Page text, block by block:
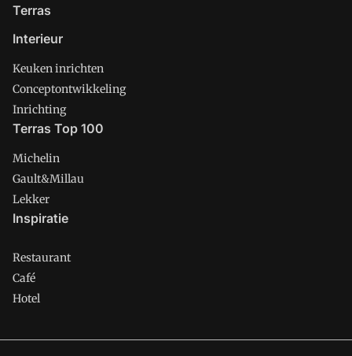
Terras
Interieur
Keuken inrichten
Conceptontwikkeling
Inrichting
Terras Top 100
Michelin
Gault&Millau
Lekker
Inspiratie
Restaurant
Café
Hotel